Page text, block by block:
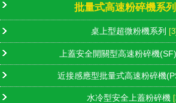
批量式高速粉碎機系列
桌上型超微粉機系列 [3]
上蓋安全開關型高速粉碎機
近接感應型批量式高速粉碎機
水冷型安全上蓋粉碎機